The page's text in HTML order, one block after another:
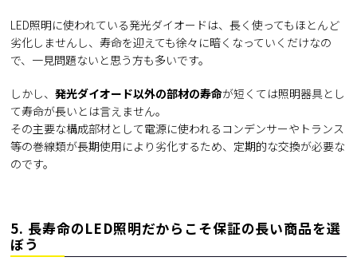
LED照明に使われている発光ダイオードは、長く使ってもほとんど
劣化しませんし、寿命を迎えても徐々に暗くなっていくだけなの
で、一見問題ないと思う方も多いです。
しかし、発光ダイオード以外の部材の寿命が短くては照明器具とし
て寿命が長いとは言えません。
その主要な構成部材として電源に使われるコンデンサーやトランス
等の巻線類が長期使用により劣化するため、定期的な交換が必要な
のです。
5. 長寿命のLED照明だからこそ保証の長い商品を選
ぼう